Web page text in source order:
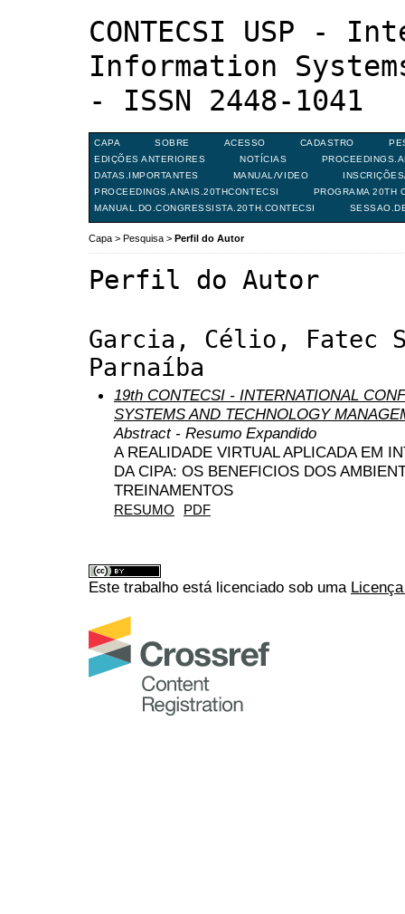
CONTECSI USP -
Information
- ISSN 2448-1041
CAPA SOBRE ACESSO CADASTRO
EDIÇÕES ANTERIORES
NOTÍCIAS
DATAS.IMPORTANTES
MANUAL/VIDEO
PROCEEDINGS.ANAIS.20THCONTECSI
PROGRAMA 20TH
MANUAL.DO.CONGRESSISTA.20TH.CONTECSI
Capa > Pesquisa > Perfil do Autor
Perfil do Autor
Garcia, Célio, Fatec
Parnaíba
19th CONTECSI - INTERNATIONAL
SYSTEMS AND TECHNOLOGY
Abstract - Resumo Expandido
A REALIDADE VIRTUAL APLICADA EM
DA CIPA: OS BENEFICIOS DOS
TREINAMENTOS
RESUMO PDF
Este trabalho está licenciado sob uma